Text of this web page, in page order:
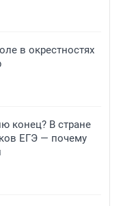
в окрестностях
конец? В стране
ЕГЭ — почему